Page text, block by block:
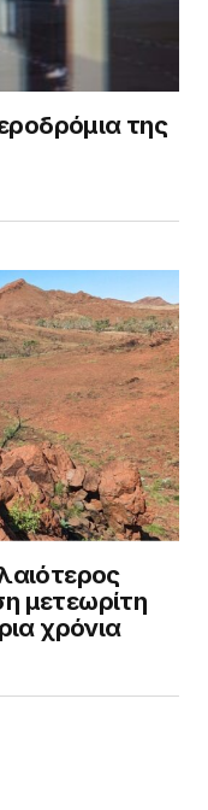
της
μετεωρίτη
χρόνια